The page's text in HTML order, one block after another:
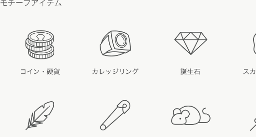
モチーフアイテム